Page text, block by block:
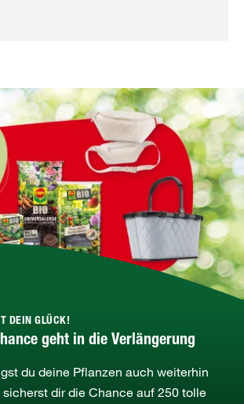
DEIN GLÜCK!
geht in die Verlängerung
du deine Pflanzen auch weiterhin
dir die Chance auf 250 tolle